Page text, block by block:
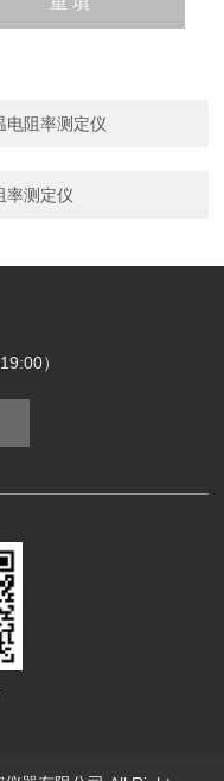
电阻率测定仪
率测定仪
）